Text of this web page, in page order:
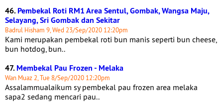
46.Pembekal Roti RM1 Area Sentul, Gombak, Wangsa Maju,
Selayang, Sri Gombak dan Sekitar
Badrul Hisham 9, Wed 23/Sep/2020 12:20pm
Kami merupakan pembekal roti bun manis seperti bun cheese,
bun hotdog, bun..
47.Membekal Pau Frozen - Melaka
Wan Muaz 2, Tue 8/Sep/2020 12:20pm
Assalammualaikum sy pembekal pau frozen area melaka
sapa2 sedang mencari pau..